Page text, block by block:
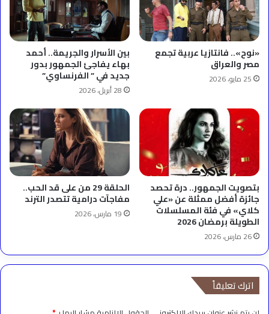
«نوح».. فانتازيا عربية تجمع
مصر والعراق
25 مايو، 2026
بين الأسرار والجريمة.. أحمد
بهاء يفاجئ الجمهور بدور
جديد في ” الفرنساوي”
28 أبريل، 2026
بتصويت الجمهور.. درة تحصد
جائزة أفضل ممثلة عن «علي
كلاي» في فئة المسلسلات
الطويلة برمضان 2026
26 مارس، 2026
الحلقة 29 من على قد الحب..
مفاجآت درامية تتصدر الترند
19 مارس، 2026
اترك تعليقاً